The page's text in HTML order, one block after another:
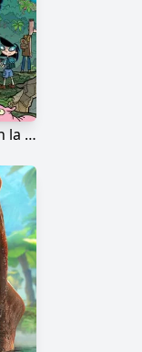
¡Hey Arnold! Una peli en la jungla